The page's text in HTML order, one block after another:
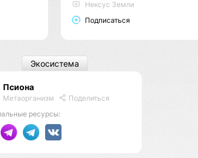
Нексус Земли
Подписаться
Псиона
Метаорганизм
Поделиться
ресурсы:
Экосистема